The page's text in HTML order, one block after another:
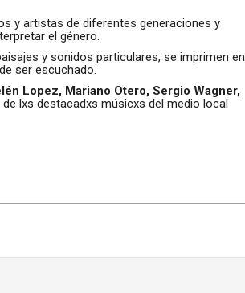
y artistas de diferentes generaciones y
el género.
y sonidos particulares, se imprimen en
ser escuchado.
Lopez, Mariano Otero, Sergio Wagner,
lxs destacadxs músicxs del medio local